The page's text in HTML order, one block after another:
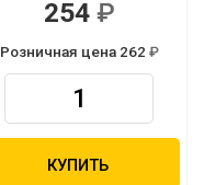
254
Розничная цена 262
КУПИТЬ